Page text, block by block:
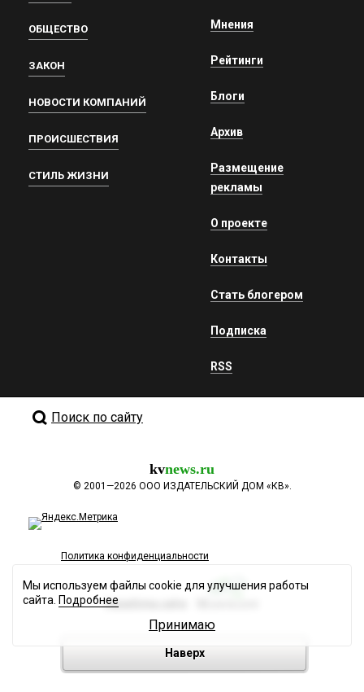
ОБЩЕСТВО
ЗАКОН
НОВОСТИ КОМПАНИЙ
ПРОИСШЕСТВИЯ
СТИЛЬ ЖИЗНИ
Мнения
Рейтинги
Блоги
Архив
Размещение
рекламы
О проекте
Контакты
Стать блогером
Подписка
RSS
Поиск по сайту
kvnews.ru
© 2001—2026 ООО ИЗДАТЕЛЬСКИЙ ДОМ «КВ».
Политика конфиденциальности
Разработка сайта
Наверх
Мы используем файлы cookie для улучшения работы
сайта. Подробнее
Принимаю